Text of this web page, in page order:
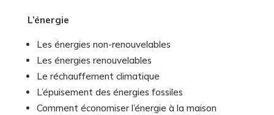
Actualités enseignants
Histoire
Partenaires
Le blog
L’énergie
Les énergies non-renouvelables
Les énergies renouvelables
Le réchauffement climatique
L’épuisement des énergies fossiles
Comment économiser l’énergie à la maison